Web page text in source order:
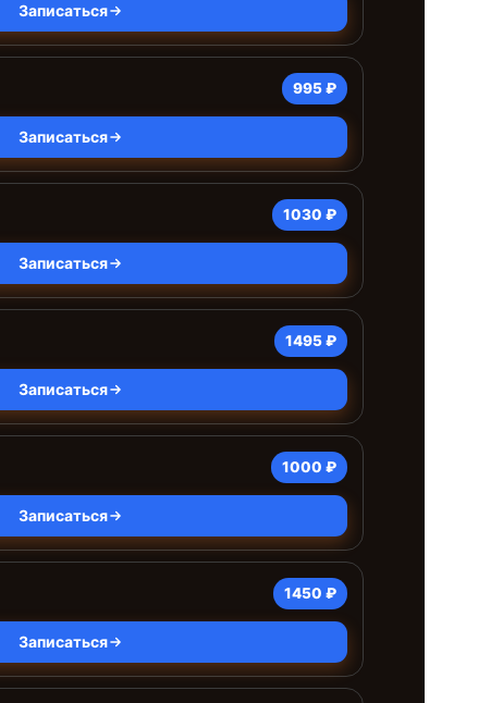
Записаться
995 ₽
Записаться
1030 ₽
Записаться
1495 ₽
Записаться
1000 ₽
Записаться
1450 ₽
Записаться